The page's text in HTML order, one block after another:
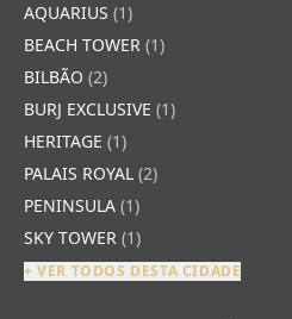
AQUARIUS (1)
BEACH TOWER (1)
BILBÃO (2)
BURJ EXCLUSIVE (1)
HERITAGE (1)
PALAIS ROYAL (2)
PENINSULA (1)
SKY TOWER (1)
+ VER TODOS DESTA CIDADE